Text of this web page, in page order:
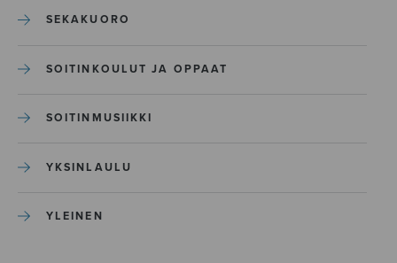
SEKAKUORO
SOITINKOULUT JA OPPAAT
SOITINMUSIIKKI
YKSINLAULU
YLEINEN